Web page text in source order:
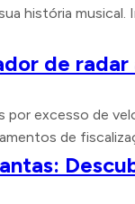
história musical.
de radar
por excesso de
de